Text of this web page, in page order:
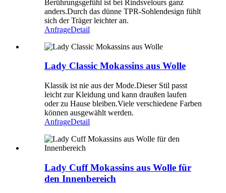
Berührungsgefühl ist bei Rindsvelours ganz
anders.Durch das dünne TPR-Sohlendesign fühlt
sich der Träger leichter an.
AnfrageDetail
Lady Classic Mokassins aus Wolle
Klassik ist nie aus der Mode.Dieser Stil passt
leicht zur Kleidung und kann draußen laufen
oder zu Hause bleiben.Viele verschiedene Farben
können ausgewählt werden.
AnfrageDetail
Lady Cuff Mokassins aus Wolle für
den Innenbereich